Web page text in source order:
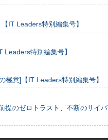
IT Leaders特別編集号】
特別編集号】
極意]【IT Leaders特別編集号】
提のゼロトラスト、不断のサイバ